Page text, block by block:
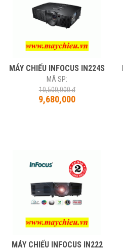
MÁY CHIẾU INFOCUS IN224S
MÃ SP:
10,500,000 đ
9,680,000
MÁY CHIẾU INFOCUS IN222